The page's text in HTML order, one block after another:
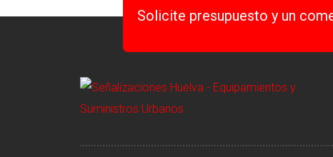
Solicite presupuesto y un